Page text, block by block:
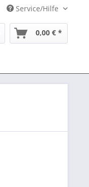
Service/Hilfe
0,00 € *